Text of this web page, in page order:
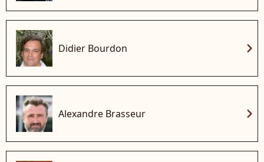
Didier Bourdon chevron_right
Alexandre Brasseur chevron_right